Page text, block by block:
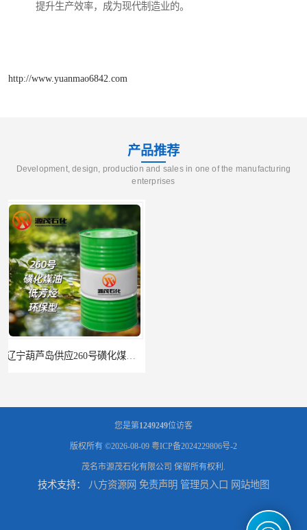
提升生产效率，成为现代制造业的。
http://www.yuanmao6842.com
产品推荐
Development, design, production and sales in one of the manufacturing
enterprises
您是第1249249位访客
版权所有 ©2026-08-09 粤ICP备2024229806号-2
茂名市源茂石化有限公司 保留所有权利.
技术支持： 八方资源网 免责声明 管理员入口 网站地图